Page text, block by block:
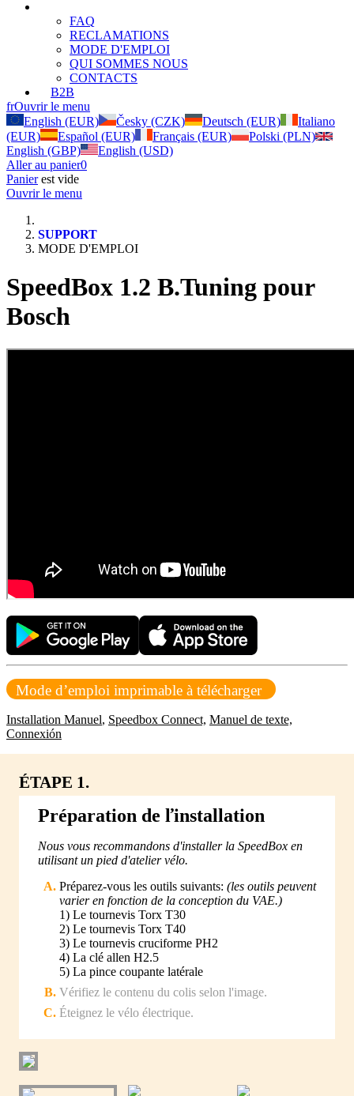
FAQ
RECLAMATIONS
MODE D'EMPLOI
QUI SOMMES NOUS
CONTACTS
B2B
frOuvrir le menu
English (EUR)
Česky (CZK) Deutsch (EUR)
Italiano
(EUR)
Español (EUR) Français (EUR)
Polski (PLN)
English (GBP)
English (USD)
Aller au panier0
Panierest vide
Ouvrir le menu
SUPPORT
MODE D'EMPLOI
SpeedBox 1.2 B.Tuning pour
Bosch
Mode d’emploi imprimable à télécharger
Installation Manuel, Speedbox Connect, Manuel de texte,
Connexión
ÉTAPE 1.
Préparation de ľinstallation
Nous vous recommandons d'installer la SpeedBox en
utilisant un pied d'atelier vélo.
Préparez-vous les outils suivants: (les outils peuvent
varier en fonction de la conception du VAE.)
1) Le tournevis Torx T30
2) Le tournevis Torx T40
3) Le tournevis cruciforme PH2
4) La clé allen H2.5
5) La pince coupante latérale
Vérifiez le contenu du colis selon l'image.
Éteignez le vélo électrique.